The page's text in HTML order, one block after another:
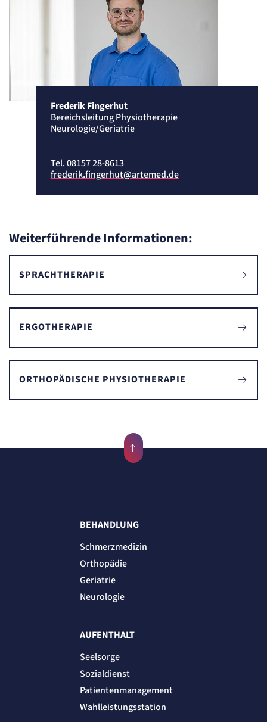
Frederik Fingerhut
Bereichsleitung Physiotherapie
Neurologie/Geriatrie
Tel.08157 28-8613
frederik.fingerhut@artemed.de
Weiterführende Informationen:
SPRACHTHERAPIE
ERGOTHERAPIE
ORTHOPÄDISCHE PHYSIOTHERAPIE
BEHANDLUNG
Schmerzmedizin
Orthopädie
Geriatrie
Neurologie
AUFENTHALT
Seelsorge
Sozialdienst
Patientenmanagement
Wahlleistungsstation